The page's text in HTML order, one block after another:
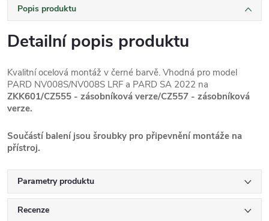
Popis produktu
Detailní popis produktu
Kvalitní ocelová montáž v černé barvě. Vhodná pro model
PARD NV008S/NV008S LRF a PARD SA 2022 na
ZKK601/CZ555 - zásobníková verze/CZ557 - zásobníková
verze.
Součástí balení jsou šroubky pro připevnění montáže na
přístroj.
Parametry produktu
Recenze